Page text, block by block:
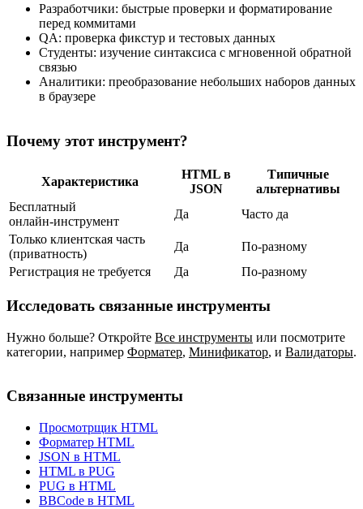
Разработчики: быстрые проверки и форматирование
перед коммитами
QA: проверка фикстур и тестовых данных
Студенты: изучение синтаксиса с мгновенной обратной
связью
Аналитики: преобразование небольших наборов данных
в браузере
Почему этот инструмент?
Характеристика
HTML в
JSON
Типичные
альтернативы
Бесплатный
онлайн‑инструмент
Да
Часто да
Только клиентская часть
(приватность)
Да
По‑разному
Регистрация не требуется
Да По‑разному
Исследовать связанные инструменты
Нужно больше? Откройте Все инструменты или посмотрите
категории, например Форматер, Минификатор, и Валидаторы.
Связанные инструменты
Просмотрщик HTML
Форматер HTML
JSON в HTML
HTML в PUG
PUG в HTML
BBCode в HTML